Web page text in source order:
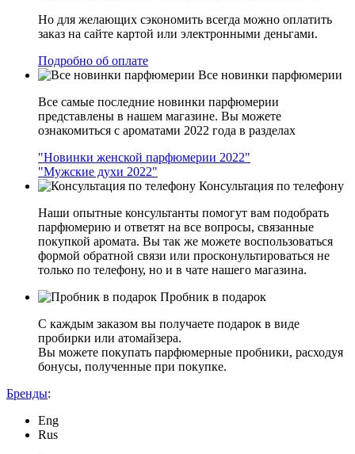
Но для желающих сэкономить всегда можно оплатить
заказ на сайте картой или электронными деньгами.
Подробно об оплате
Все новинки парфюмерии
Все самые последние новинки парфюмерии
представлены в нашем магазине. Вы можете
ознакомиться с ароматами 2022 года в разделах
"Новинки женской парфюмерии 2022"
"Мужские духи 2022"
Консультация по телефону
Наши опытные консультанты помогут вам подобрать
парфюмерию и ответят на все вопросы, связанные
покупкой аромата. Вы так же можете воспользоваться
формой обратной связи или просконультироваться не
только по телефону, но и в чате нашего магазина.
Пробник в подарок
С каждым заказом вы получаете подарок в виде
пробирки или атомайзера.
Вы можете покупать парфюмерные пробники, расходуя
бонусы, полученные при покупке.
Бренды:
Eng
Rus